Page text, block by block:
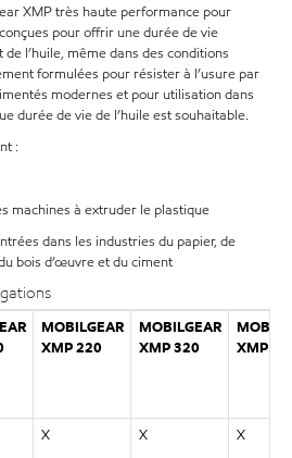
XMP très haute performance pour
pour offrir une durée de vie
l’huile, même dans des conditions
formulées pour résister à l’usure par
modernes et pour utilisation dans
durée de vie de l’huile est souhaitable.
:
machines à extruder le plastique
dans les industries du papier, de
bois d’œuvre et du ciment
MOBILGEAR
XMP 220
MOBILGEAR
XMP 320
XMP
X X X